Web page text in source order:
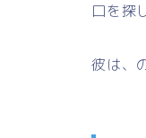
口を探
彼は、